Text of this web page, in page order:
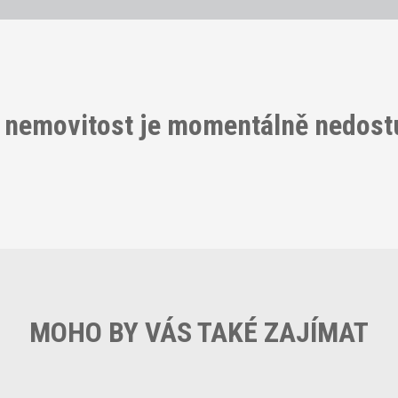
nemovitost je momentálně
MOHO BY VÁS TAKÉ ZAJÍMAT